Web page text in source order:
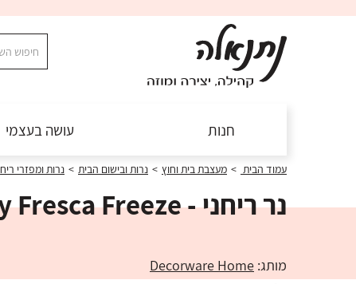
חנות עושה בעצמי
עמוד הבית > מעצבת בית וחוץ > נרות ובישום הבית > נרות ומפזרי ריח
נר ריחני - Cherry Fresca Freeze
מותג: Decorware Home